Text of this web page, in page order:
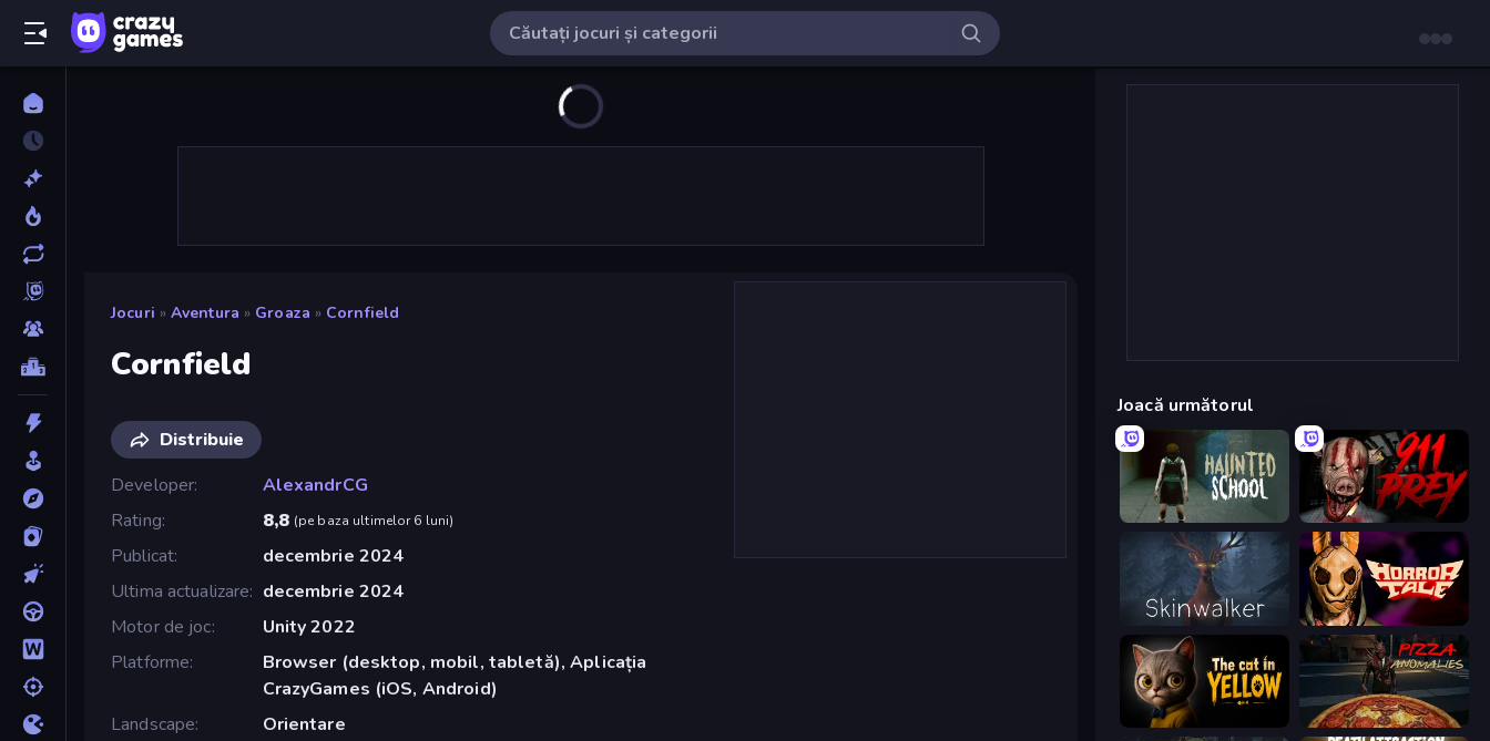
Jocuri » Aventura » Groaza » Cornfield
Cornfield
Distribuie
Developer
AlexandrCG
Rating
8,8 (pe baza ultimelor 6 luni)
Publicat
decembrie 2024
Ultima actualizare
decembrie 2024
Motor de joc
Unity 2022
Platforme
Browser (desktop, mobil, tabletă), Aplicația
CrazyGames (iOS, Android)
Landscape
Orientare
Joacă următorul
Haunted School 911: Prey
Skinwalker Horror Tale
The Cat in Yellow Pizza Anomalies